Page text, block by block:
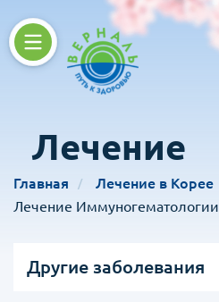
Лечение
Главная Лечение в Корее
Лечение
Другие заболевания